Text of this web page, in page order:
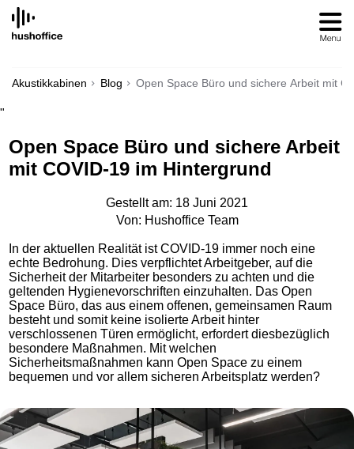
SKIP
CONTENT
Akustikkabinen Blog Open Space Büro und sichere Arbeit mit
"
Open Space Büro und sichere Arbeit
mit COVID-19 im Hintergrund
Gestellt am: 18 Juni 2021
Von: Hushoffice Team
In der aktuellen Realität ist COVID-19 immer noch eine
echte Bedrohung. Dies verpflichtet Arbeitgeber, auf die
Sicherheit der Mitarbeiter besonders zu achten und die
geltenden Hygienevorschriften einzuhalten. Das Open
Space Büro, das aus einem offenen, gemeinsamen Raum
besteht und somit keine isolierte Arbeit hinter
verschlossenen Türen ermöglicht, erfordert diesbezüglich
besondere Maßnahmen. Mit welchen
Sicherheitsmaßnahmen kann Open Space zu einem
bequemen und vor allem sicheren Arbeitsplatz werden?